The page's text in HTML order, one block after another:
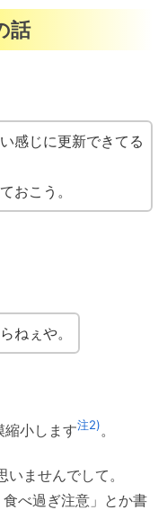
話
感じに更新できてる
おこう。
ねぇや。
縮小します注2)。
ませんでして。
べ過ぎ注意」とか書